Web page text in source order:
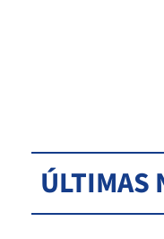
ÚLTIMAS